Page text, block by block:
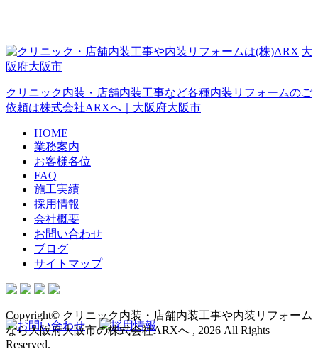
クリニック内装・店舗内装工事など各種内装リフォームのご
依頼は株式会社ARXへ｜大阪府大阪市
HOME
業務案内
お客様各位
FAQ
施工実績
採用情報
会社概要
お問い合わせ
ブログ
サイトマップ
Copyright© クリニック内装・店舗内装工事や内装リフォーム
なら大阪府大阪市の株式会社ARXへ , 2026 All Rights
Reserved.